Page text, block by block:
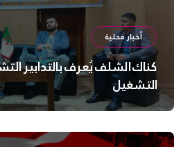
أخبار محلية
كناك الشلف يُعرف بالتدابير
التشغيل